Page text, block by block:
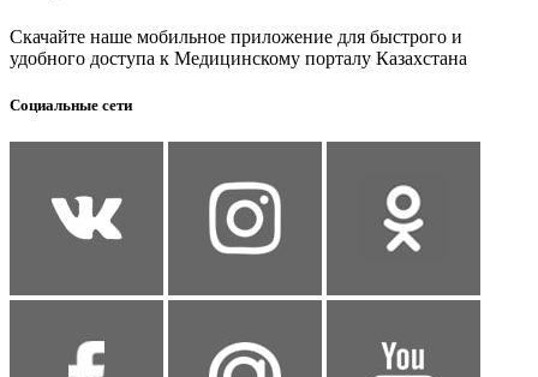
Скачайте наше мобильное приложение для быстрого и
удобного доступа к Медицинскому порталу Казахстана
Социальные сети